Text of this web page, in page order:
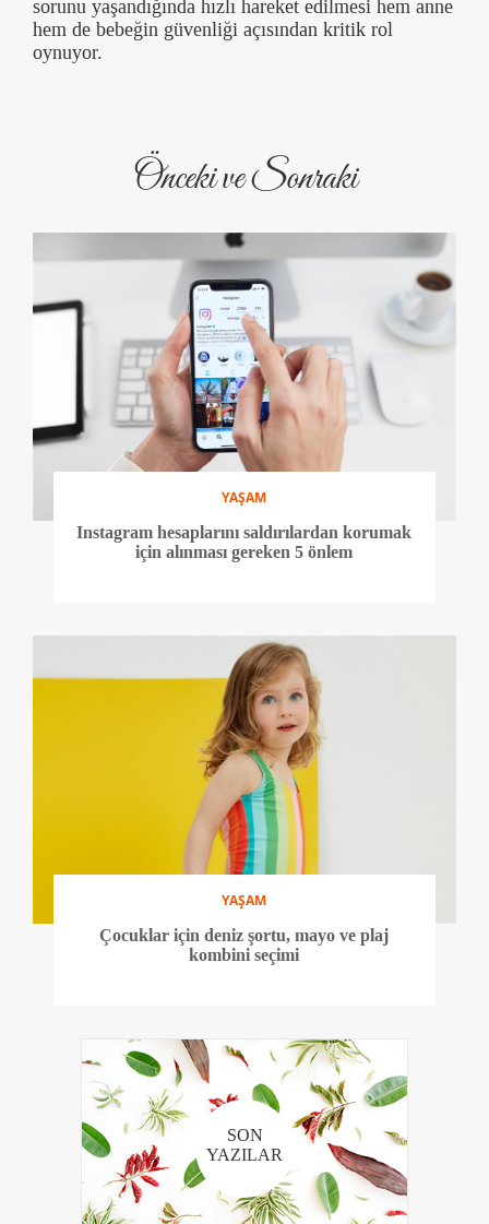
sorunu yaşandığında hızlı hareket edilmesi hem anne
hem de bebeğin güvenliği açısından kritik rol
oynuyor.
Önceki ve Sonraki
YAŞAM
Instagram hesaplarını saldırılardan korumak
için alınması gereken 5 önlem
YAŞAM
Çocuklar için deniz şortu, mayo ve plaj
kombini seçimi
SON
YAZILAR